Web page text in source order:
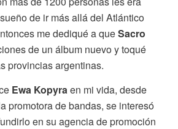
de ir más allá del Atlántico
me dediqué a queSacro
de un álbum nuevo y toqué
provincias argentinas.
Ewa Kopyraen mi vida, desde
promotora de bandas, se interesó
en su agencia de promoción